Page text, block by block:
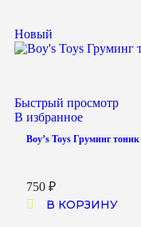
Новый
Быстрый просмотр
В избранное
Boy’s Toys Груминг
750 ₽
В КОРЗИНУ